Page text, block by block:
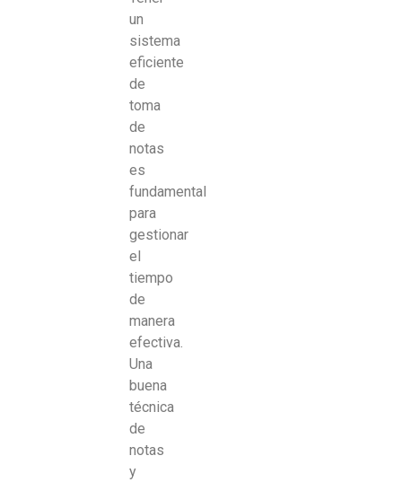
un
sistema
eficiente
de
toma
de
notas
es
fundamental
para
gestionar
el
tiempo
de
manera
efectiva.
Una
buena
técnica
de
notas
y